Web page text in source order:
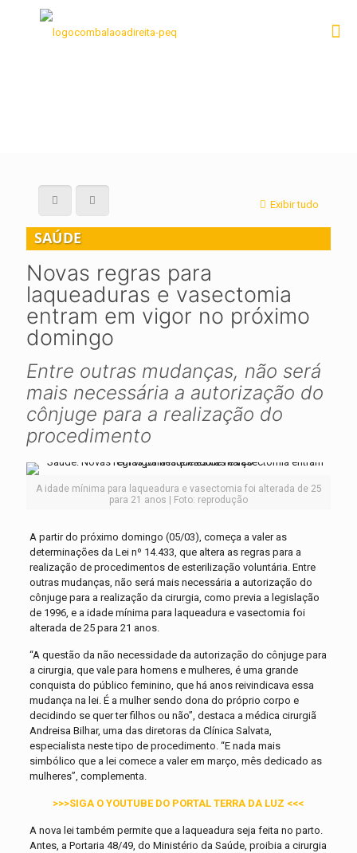
Exibir tudo
SAÚDE
Novas regras para
laqueaduras e vasectomia
entram em vigor no próximo
domingo
Entre outras mudanças, não será
mais necessária a autorização do
cônjuge para a realização do
procedimento
A idade mínima para laqueadura e vasectomia foi alterada de 25
para 21 anos | Foto: reprodução
A partir do próximo domingo (05/03), começa a valer as
determinações da Lei nº 14.433, que altera as regras para a
realização de procedimentos de esterilização voluntária. Entre
outras mudanças, não será mais necessária a autorização do
cônjuge para a realização da cirurgia, como previa a legislação
de 1996, e a idade mínima para laqueadura e vasectomia foi
alterada de 25 para 21 anos.
“A questão da não necessidade da autorização do cônjuge para
a cirurgia, que vale para homens e mulheres, é uma grande
conquista do público feminino, que há anos reivindicava essa
mudança na lei. É a mulher sendo dona do próprio corpo e
decidindo se quer ter filhos ou não”, destaca a médica cirurgiã
Andreisa Bilhar, uma das diretoras da Clínica Salvata,
especialista neste tipo de procedimento. “E nada mais
simbólico que a lei comece a valer em março, mês dedicado as
mulheres”, complementa.
>>>SIGA O YOUTUBE DO PORTAL TERRA DA LUZ <<<
A nova lei também permite que a laqueadura seja feita no parto.
Antes, a Portaria 48/49, do Ministério da Saúde, proibia a cirurgia